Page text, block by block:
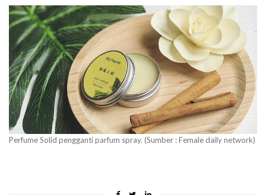
Perfume Solid pengganti parfum spray. (Sumber : Female daily network)